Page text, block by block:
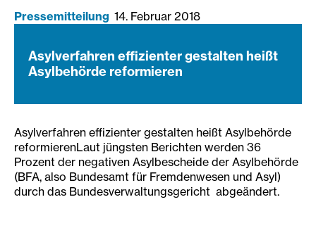
Pressemitteilung 14. Februar 2018
Asylverfahren effizienter gestalten heißt
Asylbehörde reformieren
Asylverfahren effizienter gestalten heißt Asylbehörde
reformierenLaut jüngsten Berichten werden 36
Prozent der negativen Asylbescheide der Asylbehörde
(BFA, also Bundesamt für Fremdenwesen und Asyl)
durch das Bundesverwaltungsgericht abgeändert.